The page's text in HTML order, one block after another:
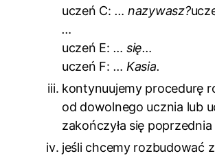
uczeń C: … nazywasz?
…
uczeń E: … się…
uczeń F: … Kasia.
kontynuujemy procedurę
od dowolnego ucznia lub
zakończyła się
jeśli chcemy rozbudować